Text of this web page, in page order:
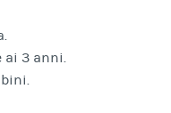
ai 3 anni.